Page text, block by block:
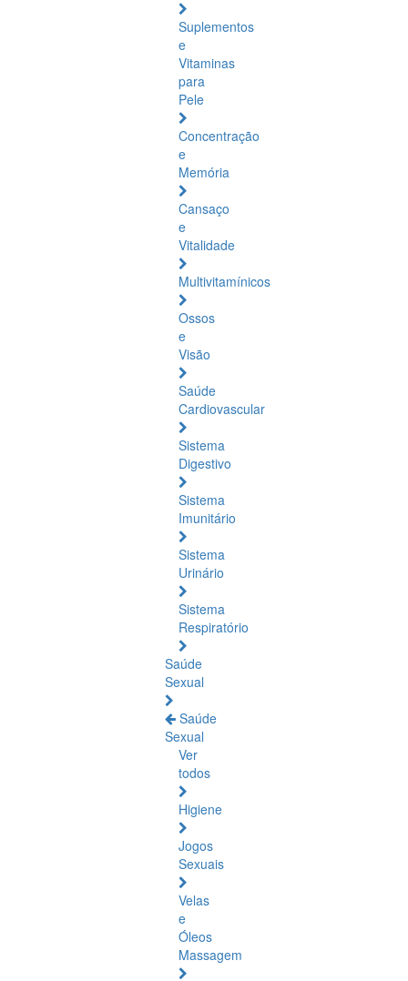
Suplementos
e
Vitaminas
para
Pele
Concentração
e
Memória
Cansaço
e
Vitalidade
Multivitamínicos
Ossos
e
Visão
Saúde
Cardiovascular
Sistema
Digestivo
Sistema
Imunitário
Sistema
Urinário
Sistema
Respiratório
Saúde
Sexual
Saúde
Sexual
Ver
todos
Higiene
Jogos
Sexuais
Velas
e
Óleos
Massagem